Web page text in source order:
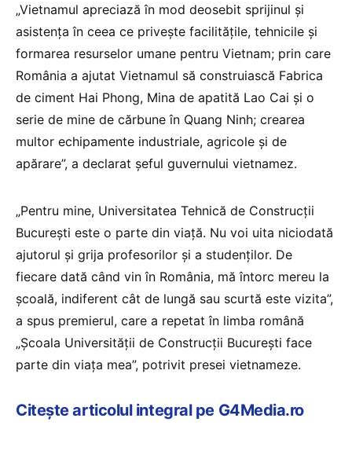
„Vietnamul apreciază în mod deosebit sprijinul și
asistența în ceea ce privește facilitățile, tehnicile și
formarea resurselor umane pentru Vietnam; prin care
România a ajutat Vietnamul să construiască Fabrica
de ciment Hai Phong, Mina de apatită Lao Cai și o
serie de mine de cărbune în Quang Ninh; crearea
multor echipamente industriale, agricole și de
apărare”, a declarat șeful guvernului vietnamez.
„Pentru mine, Universitatea Tehnică de Construcții
București este o parte din viață. Nu voi uita niciodată
ajutorul și grija profesorilor și a studenților. De
fiecare dată când vin în România, mă întorc mereu la
școală, indiferent cât de lungă sau scurtă este vizita”,
a spus premierul, care a repetat în limba română
„Școala Universității de Construcții București face
parte din viața mea”, potrivit presei vietnameze.
Citește articolul integral pe G4Media.ro